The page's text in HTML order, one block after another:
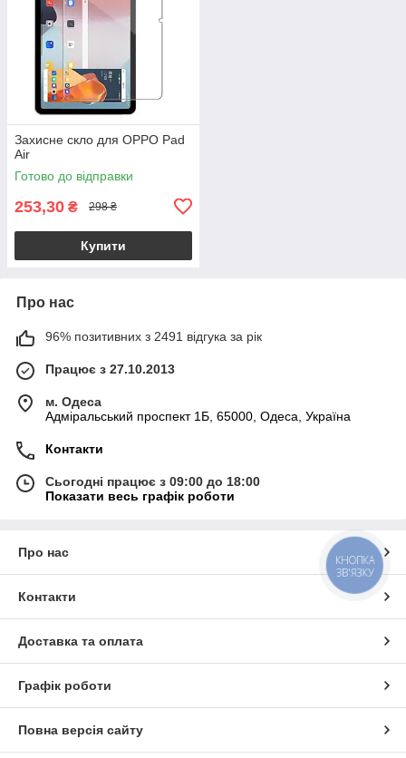
Захисне скло для OPPO Pad
Air
Готово до відправки
253,30 ₴ 298 ₴
Купити
Про нас
96% позитивних з 2491 відгука за рік
Працює з 27.10.2013
м. Одеса
Адміральський проспект 1Б, 65000, Одеса, Україна
Контакти
Сьогодні працює з 09:00 до 18:00
Показати весь графік роботи
Про нас
Контакти
Доставка та оплата
Графік роботи
Повна версія сайту
КНОПКА
ЗВ'ЯЗКУ